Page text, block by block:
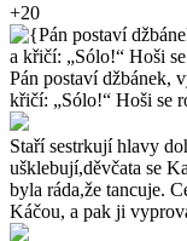
+20
Pán postaví džbánek,
křičí: „Sólo!“ Hoši se
Staří sestrkují hlavy
ušklebují,děvčata se
byla ráda,že tancuje.
Káčou, a pak ji